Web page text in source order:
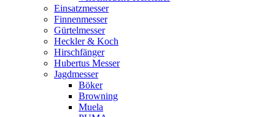
Einsatzmesser
Finnenmesser
Gürtelmesser
Heckler & Koch
Hirschfänger
Hubertus Messer
Jagdmesser
Böker
Browning
Muela